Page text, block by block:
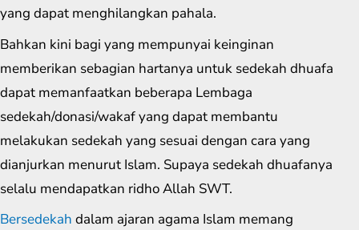
yang dapat menghilangkan pahala.
Bahkan kini bagi yang mempunyai keinginan
memberikan sebagian hartanya untuk sedekah dhuafa
dapat memanfaatkan beberapa Lembaga
sedekah/donasi/wakaf yang dapat membantu
melakukan sedekah yang sesuai dengan cara yang
dianjurkan menurut Islam. Supaya sedekah dhuafanya
selalu mendapatkan ridho Allah SWT.
Bersedekah dalam ajaran agama Islam memang